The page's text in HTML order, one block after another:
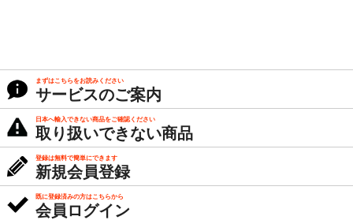
まずはこちらをお読みください
サービスのご案内
日本へ輸入できない商品をご確認ください
取り扱いできない商品
登録は無料で簡単にできます
新規会員登録
既に登録済みの方はこちらから
会員ログイン